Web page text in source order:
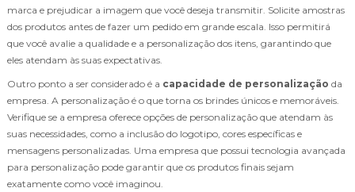
marca e prejudicar a imagem que você deseja transmitir. Solicite amostras
dos produtos antes de fazer um pedido em grande escala. Isso permitirá
que você avalie a qualidade e a personalização dos itens, garantindo que
eles atendam às suas expectativas.
Outro ponto a ser considerado é a capacidade de personalização da
empresa. A personalização é o que torna os brindes únicos e memoráveis.
Verifique se a empresa oferece opções de personalização que atendam às
suas necessidades, como a inclusão do logotipo, cores específicas e
mensagens personalizadas. Uma empresa que possui tecnologia avançada
para personalização pode garantir que os produtos finais sejam
exatamente como você imaginou.